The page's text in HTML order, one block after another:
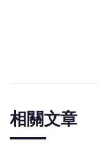
相關文章